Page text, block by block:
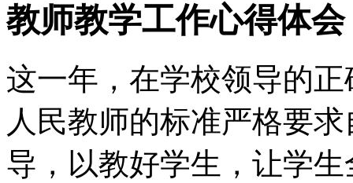
教师教学工作心得体
这一年，在学校领导的
人民教师的标准严格要
导，以教好学生，让学